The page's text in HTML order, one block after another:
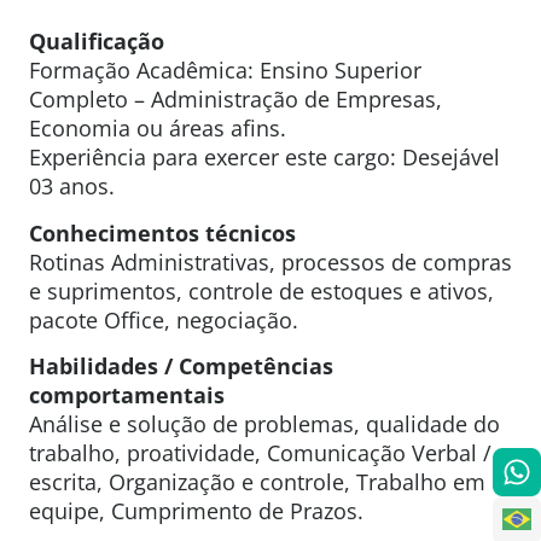
Qualificação
Formação Acadêmica: Ensino Superior
Completo – Administração de Empresas,
Economia ou áreas afins.
Experiência para exercer este cargo: Desejável
03 anos.
Conhecimentos técnicos
Rotinas Administrativas, processos de compras
e suprimentos, controle de estoques e ativos,
pacote Office, negociação.
Habilidades / Competências
comportamentais
Análise e solução de problemas, qualidade do
trabalho, proatividade, Comunicação Verbal /
escrita, Organização e controle, Trabalho em
equipe, Cumprimento de Prazos.